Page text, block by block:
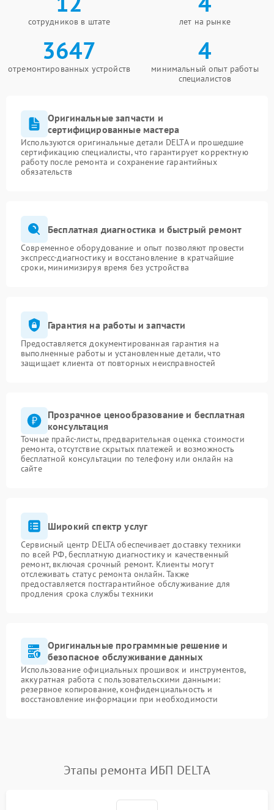
сотрудников в штате лет на рынке
3647
отремонтированных устройств
4
минимальный опыт работы
специалистов
Оригинальные запчасти и
сертифицированные мастера
Используются оригинальные детали DELTA и прошедшие
сертификацию специалисты, что гарантирует корректную
работу после ремонта и сохранение гарантийных
обязательств
Бесплатная диагностика и быстрый ремонт
Современное оборудование и опыт позволяют провести
экспресс-диагностику и восстановление в кратчайшие
сроки, минимизируя время без устройства
Гарантия на работы и запчасти
Предоставляется документированная гарантия на
выполненные работы и установленные детали, что
защищает клиента от повторных неисправностей
Прозрачное ценообразование и бесплатная
консультация
Точные прайс-листы, предварительная оценка стоимости
ремонта, отсутствие скрытых платежей и возможность
бесплатной консультации по телефону или онлайн на
сайте
Широкий спектр услуг
Сервисный центр DELTA обеспечивает доставку техники
по всей РФ, бесплатную диагностику и качественный
ремонт, включая срочный ремонт. Клиенты могут
отслеживать статус ремонта онлайн. Также
предоставляется постгарантийное обслуживание для
продления срока службы техники
Оригинальные программные решение и
безопасное обслуживание данных
Использование официальных прошивок и инструментов,
аккуратная работа с пользовательскими данными:
резервное копирование, конфиденциальность и
восстановление информации при необходимости
Этапы ремонта ИБП DELTA